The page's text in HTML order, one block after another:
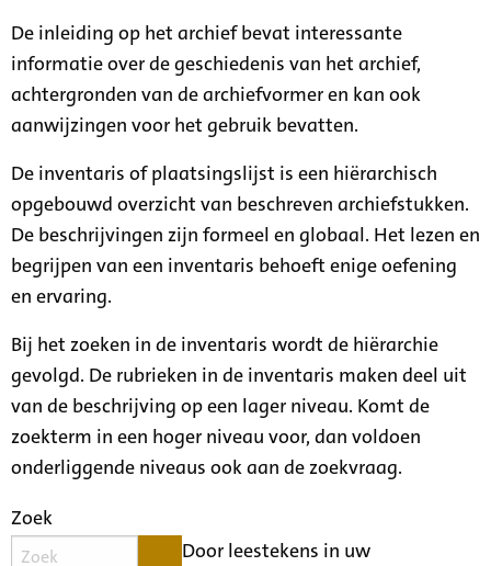
De inleiding op het archief bevat interessante
informatie over de geschiedenis van het archief,
achtergronden van de archiefvormer en kan ook
aanwijzingen voor het gebruik bevatten.
De inventaris of plaatsingslijst is een hiërarchisch
opgebouwd overzicht van beschreven archiefstukken.
De beschrijvingen zijn formeel en globaal. Het lezen en
begrijpen van een inventaris behoeft enige oefening
en ervaring.
Bij het zoeken in de inventaris wordt de hiërarchie
gevolgd. De rubrieken in de inventaris maken deel uit
van de beschrijving op een lager niveau. Komt de
zoekterm in een hoger niveau voor, dan voldoen
onderliggende niveaus ook aan de zoekvraag.
Zoek
Door leestekens in uw